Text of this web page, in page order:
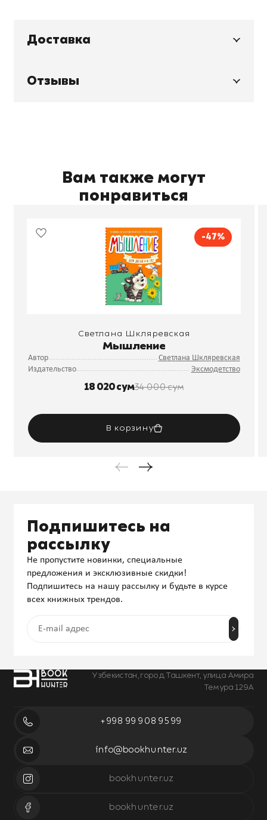
Доставка
Отзывы
Вам также могут
понравиться
-47%
Светлана Шкляревская
Мышление
Автор
Светлана Шкляревская
Издательство
Эксмодетство
18 020 сум34 000 сум
В корзину
Узбекистан, город Ташкент, улица Амира
Темура 129А
+998 99 908 95 99
info@bookhunter.uz
bookhunter.uz
bookhunter.uz
Подпишитесь на
рассылку
Не пропустите новинки, специальные
предложения и эксклюзивные скидки!
Подпишитесь на нашу рассылку и будьте в курсе
всех книжных трендов.